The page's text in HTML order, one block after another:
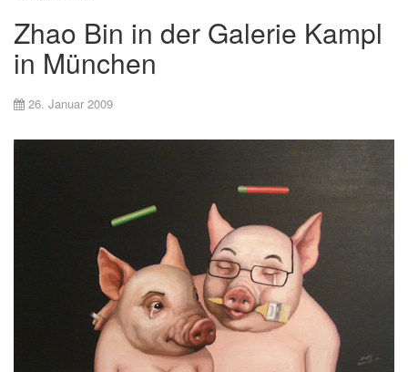
Zhao Bin in der Galerie Kampl
in München
26. Januar 2009